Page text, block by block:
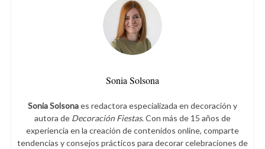
Sonia Solsona
Sonia Solsonaes redactora especializada en decoración y
autora de Decoración Fiestas. Con más de 15 años de
experiencia en la creación de contenidos online, comparte
tendencias y consejos prácticos para decorar celebraciones de